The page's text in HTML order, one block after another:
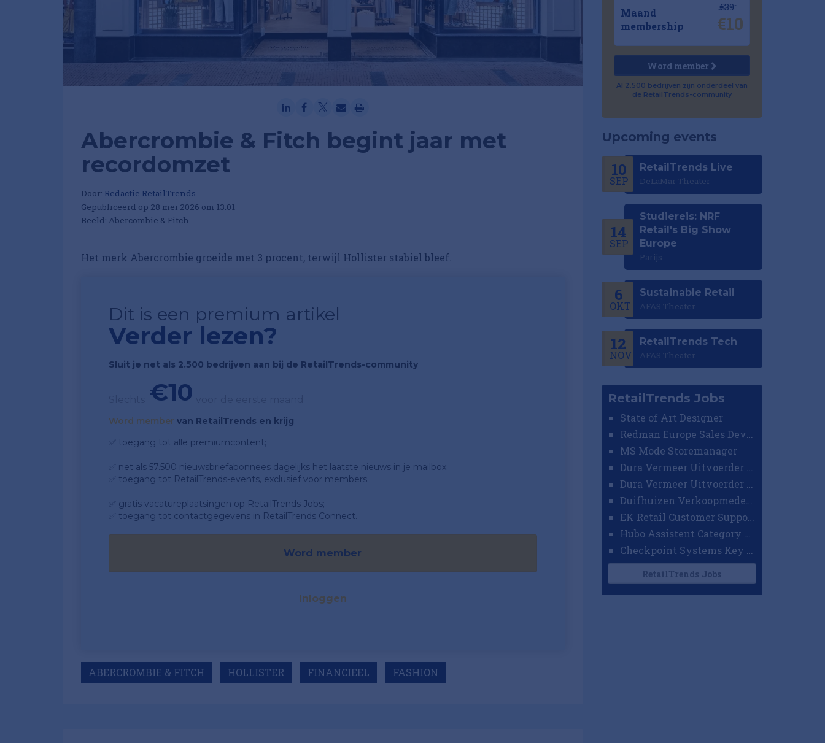
Abercrombie & Fitch begint jaar met
recordomzet
Door: Redactie RetailTrends
Gepubliceerd op 28 mei 2026 om 13:01
Beeld: Abercombie & Fitch
Het merk Abercrombie groeide met 3 procent, terwijl Hollister stabiel bleef.
Dit is een premium artikel
Verder lezen?
Sluit je net als 2.500 bedrijven aan bij de RetailTrends-community
€10
Word member van RetailTrends en krijg;
✅ toegang tot alle premiumcontent;
✅ net als 57.500 nieuwsbriefabonnees dagelijks het laatste nieuws in je mailbox;
✅ toegang tot RetailTrends-events, exclusief voor members.
✅ gratis vacatureplaatsingen op RetailTrends Jobs;
✅ toegang tot contactgegevens in RetailTrends Connect.
Word member
Inloggen
ABERCROMBIE & FITCH HOLLISTER FINANCIEEL FASHION
Maand
membership
€39
€10
Word member
Al 2.500 bedrijven zijn onderdeel van
de RetailTrends-community
Upcoming events
10
SEP
RetailTrends Live
DeLaMar Theater
14
SEP
Studiereis: NRF
Retail's Big Show
Europe
Parijs
6
OKT
Sustainable Retail
AFAS Theater
12
NOV
RetailTrends Tech
AFAS Theater
RetailTrends Jobs
State of Art Designer
MS Mode Storemanager
EK Retail Customer Support Omnichannel
RetailTrends Jobs